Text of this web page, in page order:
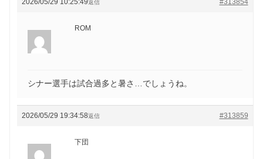
2026/05/29 10:25:49 #313854
返信
ROM
シナー選手は試合過多と暑さ…でしょうね。
2026/05/29 19:34:58 #313859
返信
下団